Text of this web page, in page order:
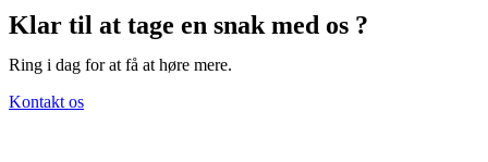
Klar til at tage en snak med os ?
Ring i dag for at få at høre mere.
Kontakt os